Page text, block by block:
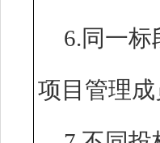
6.同一
项目管